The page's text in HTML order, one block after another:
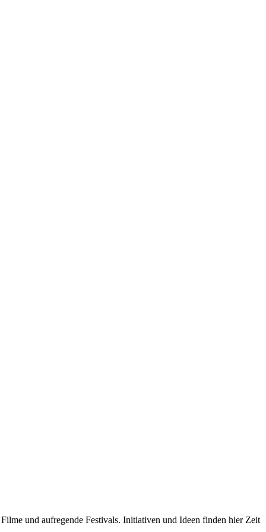
und aufregende Festivals. Initiativen und Ideen finden hier Zeit